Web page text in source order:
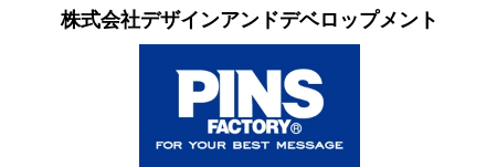
株式会社デザインアンドデベロップメント